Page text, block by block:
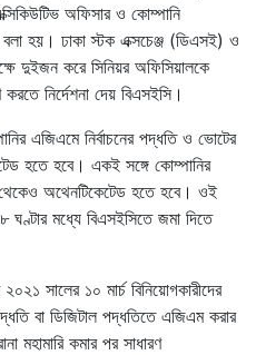
অফিসার ও কোম্পানি
বলা হয়। ঢাকা স্টক এক্সচেঞ্জ (ডিএসই) ও
দুইজন করে সিনিয়র অফিসিয়ালকে
নির্দেশনা দেয় বিএসইসি।
এজিএমে নির্বাচনের পদ্ধতি ও ভোটের
হতে হবে। একই সঙ্গে কোম্পানির
অথেনটিকেটেড হতে হবে। ওই
ঘণ্টার মধ্যে বিএসইসিতে জমা দিতে
সালের ১০ মার্চ বিনিয়োগকারীদের
বা ডিজিটাল পদ্ধতিতে এজিএম করার
মহামারি কমার পর সাধারণ